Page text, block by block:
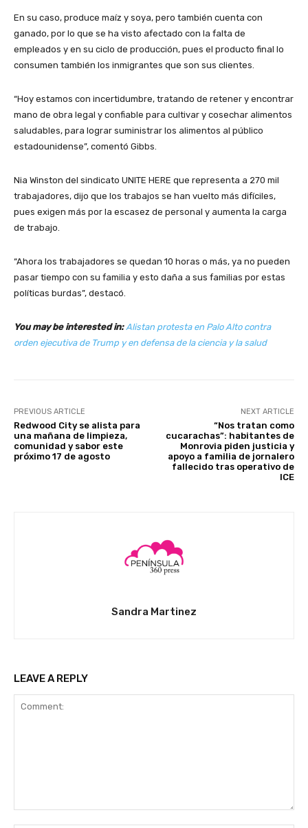
En su caso, produce maíz y soya, pero también cuenta con
ganado, por lo que se ha visto afectado con la falta de
empleados y en su ciclo de producción, pues el producto final lo
consumen también los inmigrantes que son sus clientes.
“Hoy estamos con incertidumbre, tratando de retener y encontrar
mano de obra legal y confiable para cultivar y cosechar alimentos
saludables, para lograr suministrar los alimentos al público
estadounidense”, comentó Gibbs.
Nia Winston del sindicato UNITE HERE que representa a 270 mil
trabajadores, dijo que los trabajos se han vuelto más difíciles,
pues exigen más por la escasez de personal y aumenta la carga
de trabajo.
“Ahora los trabajadores se quedan 10 horas o más, ya no pueden
pasar tiempo con su familia y esto daña a sus familias por estas
políticas burdas”, destacó.
You may be interested in: Alistan protesta en Palo Alto contra
orden ejecutiva de Trump y en defensa de la ciencia y la salud
PREVIOUS ARTICLE
Redwood City se alista para
una mañana de limpieza,
comunidad y sabor este
próximo 17 de agosto
NEXT ARTICLE
“Nos tratan como
cucarachas”: habitantes de
Monrovia piden justicia y
apoyo a familia de jornalero
fallecido tras operativo de
ICE
Sandra Martinez
LEAVE A REPLY